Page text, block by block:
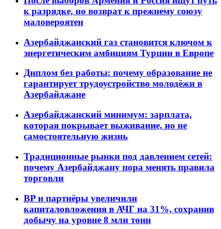
к разрядке, но возврат к прежнему союзу
маловероятен
Азербайджанский газ становится ключом к
энергетическим амбициям Турции в Европе
Диплом без работы: почему образование не
гарантирует трудоустройство молодёжи в
Азербайджане
Азербайджанский минимум: зарплата,
которая покрывает выживание, но не
самостоятельную жизнь
Традиционные рынки под давлением сетей:
почему Азербайджану пора менять правила
торговли
BP и партнёры увеличили
капиталовложения в АЧГ на 31%, сохранив
добычу на уровне 8 млн тонн